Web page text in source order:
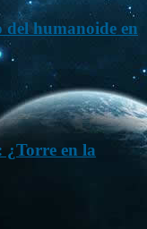
humanoide en
en la